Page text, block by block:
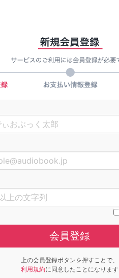
会員登録
上の会員登録ボタンを押すことで、
利用規約に同意したことになります